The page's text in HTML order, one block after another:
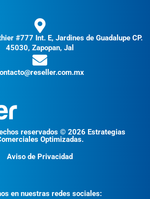
#777 Int. E, Jardines de Guadalupe CP.
45030, Zapopan, Jal
reservados © 2026 Estrategias
Optimizadas.
Aviso de Privacidad
en nuestras redes sociales: